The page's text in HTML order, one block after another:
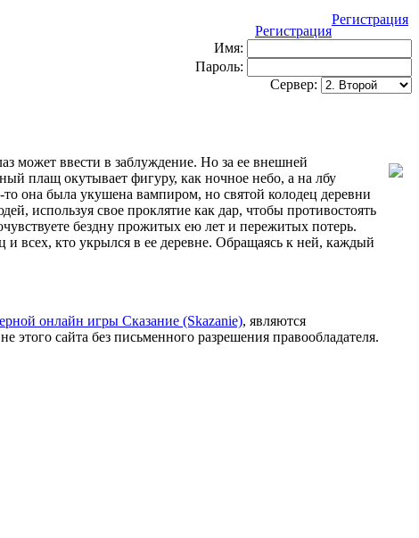
Регистрация
Регистрация
Имя:
Пароль:
Сервер:
может ввести в заблуждение. Но за ее внешней
плащ окутывает фигуру, как ночное небо, а на лбу
она была укушена вампиром, но святой колодец деревни
используя свое проклятие как дар, чтобы противостоять
бездну прожитых ею лет и пережитых потерь.
всех, кто укрылся в ее деревне. Обращаясь к ней, каждый
онлайн игры Сказание (Skazanie), являются
этого сайта без письменного разрешения правообладателя.